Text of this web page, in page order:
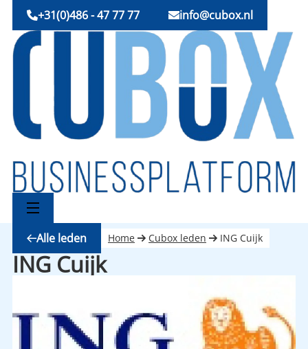
+31(0)486 - 47 77 77 info@cubox.nl
Alle leden Home Cubox leden ING Cuijk
ING Cuijk